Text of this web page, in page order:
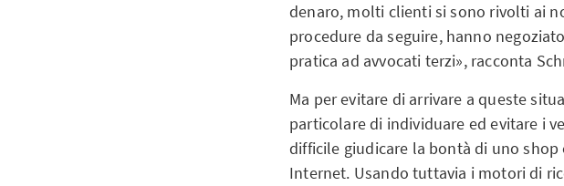
denaro, molti clienti si sono rivolti ai
procedure da seguire, hanno
pratica ad avvocati terzi», racconta
Ma per evitare di arrivare a queste
particolare di individuare ed evitare i
difficile giudicare la bontà di uno
Internet. Usando tuttavia i motori di